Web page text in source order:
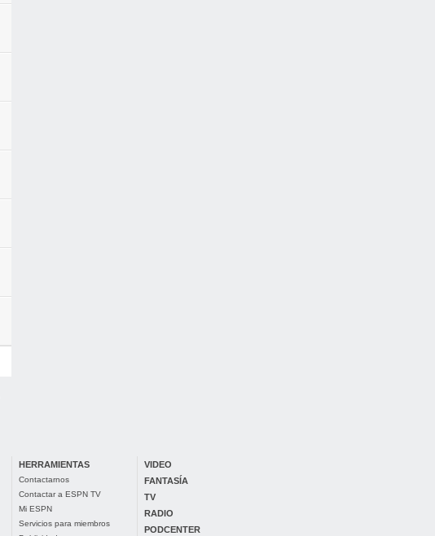
HERRAMIENTAS
Contactarnos
Contactar a ESPN TV
Mi ESPN
Servicios para miembros
VIDEO
FANTASÍA
TV
RADIO
PODCENTER